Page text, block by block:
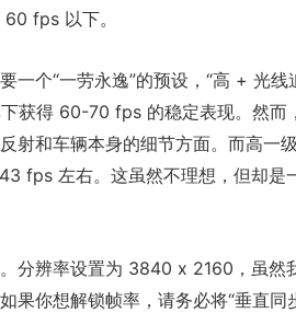
fps 以下。
一个“一劳永逸”的预设，“高 + 光线
获得 60-70 fps 的稳定表现。然而
射和车辆本身的细节方面。而高一
fps 左右。这虽然不理想，但却是
分辨率设置为 3840 x 2160，虽然
你想解锁帧率，请务必将“垂直同步